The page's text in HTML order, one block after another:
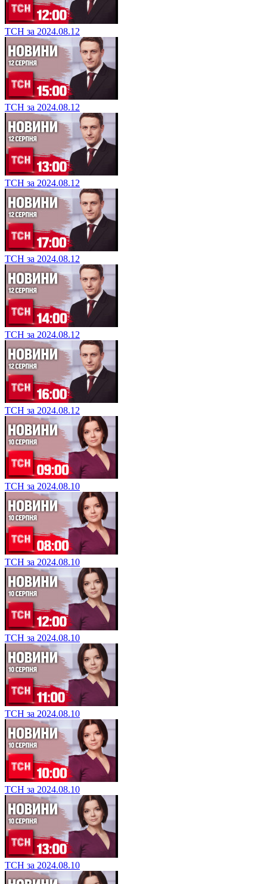
ТСН за 2024.08.12
ТСН за 2024.08.12
ТСН за 2024.08.12
ТСН за 2024.08.12
ТСН за 2024.08.12
ТСН за 2024.08.12
ТСН за 2024.08.10
ТСН за 2024.08.10
ТСН за 2024.08.10
ТСН за 2024.08.10
ТСН за 2024.08.10
ТСН за 2024.08.10